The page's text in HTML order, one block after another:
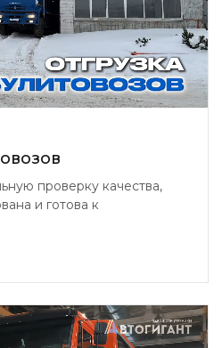
проверку качества,
и готова к